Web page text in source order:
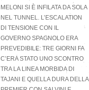
MELONI SI È INFILATA DA SOLA
NEL TUNNEL. L’ESCALATION
DI TENSIONE CON IL
GOVERNO SPAGNOLO ERA
PREVEDIBILE: TRE GIORNI FA
C’ERA STATO UNO SCONTRO
TRA LA LINEA MORBIDA DI
TAJANI E QUELLA DURA DELLA